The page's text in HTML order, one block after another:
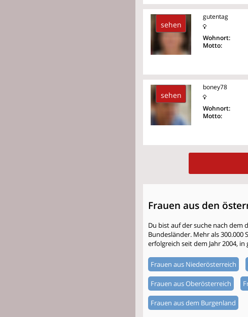
sehen
gutentag
Wohnort:
Motto:
sehen
boney78
Wohnort:
Motto:
Frauen aus den
Du bist auf der suche nach dem
Bundesländer. Mehr als
erfolgreich seit dem Jahr 2004, in
Frauen aus Niederösterreich
Frauen aus Oberösterreich
Frauen aus dem Burgenland